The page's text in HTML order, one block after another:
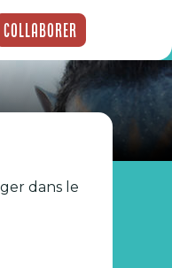
Collaborer
dans le